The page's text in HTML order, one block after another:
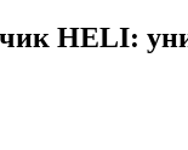
HELI: